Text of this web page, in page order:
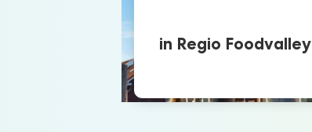
in Regio Foodvalley